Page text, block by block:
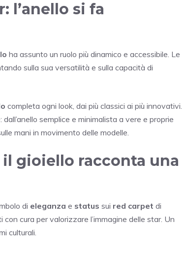
l’anello si fa
ha assunto un ruolo più dinamico e accessibile. Le
sulla sua versatilità e sulla capacità di
completa ogni look, dai più classici ai più innovativi.
semplice e minimalista a vere e proprie
mani in movimento delle modelle.
gioiello racconta una
di eleganza e status sui red carpet di
cura per valorizzare l’immagine delle star. Un
culturali.